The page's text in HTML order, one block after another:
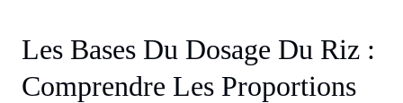
Les Bases Du Dosage Du Riz :
Comprendre Les Proportions